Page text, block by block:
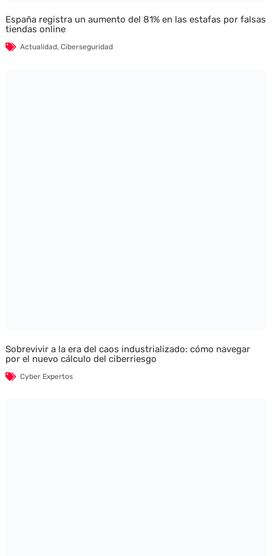
España registra un aumento del 81% en las estafas por falsas
tiendas online
Actualidad, Ciberseguridad
Sobrevivir a la era del caos industrializado: cómo navegar
por el nuevo cálculo del ciberriesgo
Cyber Expertos